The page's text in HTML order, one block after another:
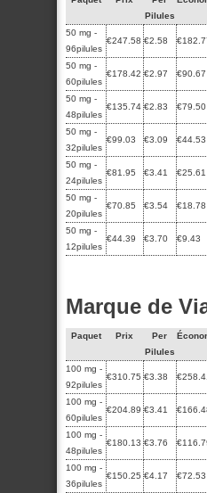
Pilules
50 mg -
96pilules
€247.58 €2.58
50 mg -
60pilules
€178.42 €2.97 €90.67
50 mg -
48pilules
€135.74 €2.83 €79.50
50 mg -
32pilules
€99.03 €3.09 €44.53
50 mg -
24pilules
€81.95 €3.41 €25.61
50 mg -
20pilules
€70.85 €3.54 €18.78
50 mg -
12pilules
€44.39 €3.70 €9.43
Marque de
Paquet Prix
Per
Pilules
100 mg -
92pilules
€310.75 €3.38
100 mg -
60pilules
€204.89 €3.41
100 mg -
48pilules
€180.13 €3.76
100 mg -
36pilules
€150.25 €4.17 €72.53